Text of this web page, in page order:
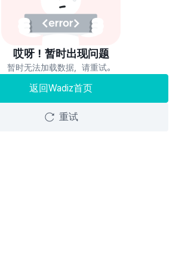
哎呀！暂时出现问题
暂时无法加载数据，请重试。
返回Wadiz首页
重试